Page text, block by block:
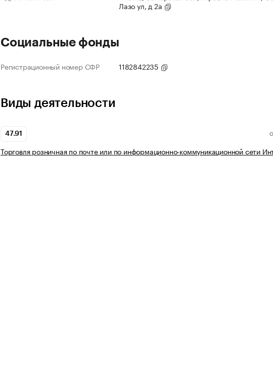
Лазо ул, д 2а
Социальные фонды
Регистрационный номер СФР 1182842235
Виды деятельности
47.91
Торговля розничная по почте или по информационно-коммуникационной сети